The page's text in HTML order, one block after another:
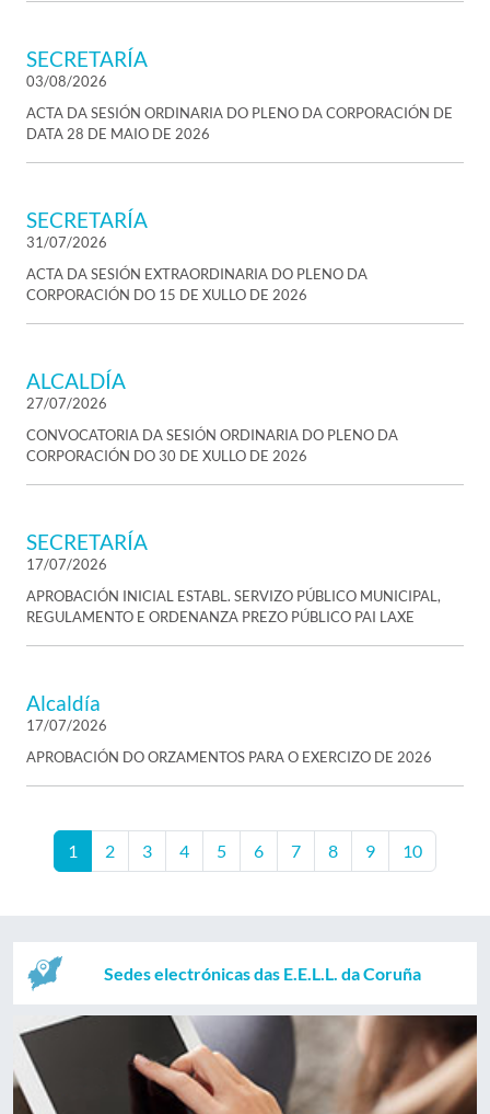
SECRETARÍA
03/08/2026
ACTA DA SESIÓN ORDINARIA DO PLENO DA CORPORACIÓN DE
DATA 28 DE MAIO DE 2026
SECRETARÍA
31/07/2026
ACTA DA SESIÓN EXTRAORDINARIA DO PLENO DA
CORPORACIÓN DO 15 DE XULLO DE 2026
ALCALDÍA
27/07/2026
CONVOCATORIA DA SESIÓN ORDINARIA DO PLENO DA
CORPORACIÓN DO 30 DE XULLO DE 2026
SECRETARÍA
17/07/2026
APROBACIÓN INICIAL ESTABL. SERVIZO PÚBLICO MUNICIPAL,
REGULAMENTO E ORDENANZA PREZO PÚBLICO PAI LAXE
Alcaldía
17/07/2026
APROBACIÓN DO ORZAMENTOS PARA O EXERCIZO DE 2026
1 2 3 4 5 6 7 8 9 10
Sedes electrónicas das E.E.L.L. da Coruña